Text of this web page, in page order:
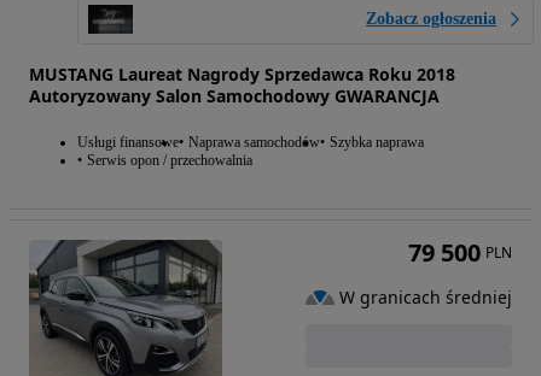
Zobacz ogłoszenia
MUSTANG Laureat Nagrody Sprzedawca Roku 2018
Autoryzowany Salon Samochodowy GWARANCJA
Usługi finansowe Naprawa samochodów Szybka naprawa
Serwis opon / przechowalnia
79 500 PLN
W granicach średniej